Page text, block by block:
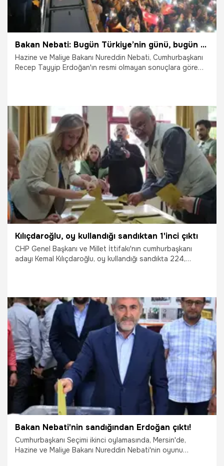
Bakan Nebati: Bugün Türkiye’nin günü, bugün ümmetin, bayrağın, devletin, milletin, vatanın günü
Hazine ve Maliye Bakanı Nureddin Nebati, Cumhurbaşkanı
Recep Tayyip Erdoğan'ın resmi olmayan sonuçlara göre
milletin, vatanın günü” dedi.
28.05.2023 Gündem
Kılıçdaroğlu, oy kullandığı sandıktan 1'inci çıktı
CHP Genel Başkanı ve Millet İttifakı'nın cumhurbaşkanı
adayı Kemal Kılıçdaroğlu, oy kullandığı sandıkta 224,
28.05.2023 Gizlilik Politikası
Bakan Nebati'nin sandığından Erdoğan çıktı!
Cumhurbaşkanı Seçimi ikinci oylamasında, Mersin'de,
Hazine ve Maliye Bakanı Nureddin Nebati'nin oyunu